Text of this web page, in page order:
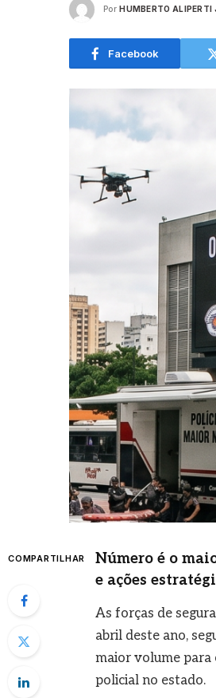
Por HUMBERTO ALIPERTI
Facebook
COMPARTILHAR
Número é o
e ações
As forças de
abril deste ano,
maior volume para
policial no estado.